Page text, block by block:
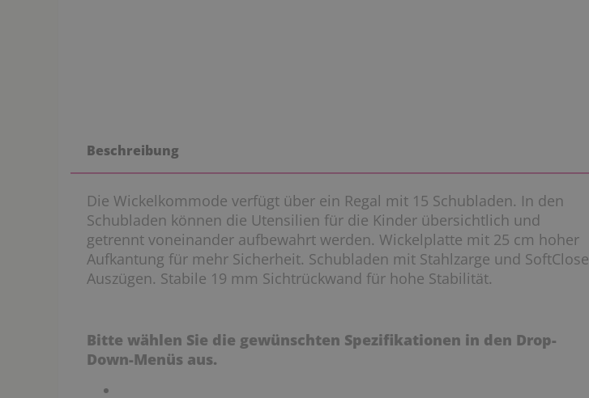
Beschreibung
Die Wickelkommode verfügt über ein Regal mit 15 Schubladen. In den
Schubladen können die Utensilien für die Kinder übersichtlich und
getrennt voneinander aufbewahrt werden. Wickelplatte mit 25 cm hoher
Aufkantung für mehr Sicherheit. Schubladen mit Stahlzarge und SoftClose
Auszügen. Stabile 19 mm Sichtrückwand für hohe Stabilität.
Bitte wählen Sie die gewünschten Spezifikationen in den Drop-
Down-Menüs aus.